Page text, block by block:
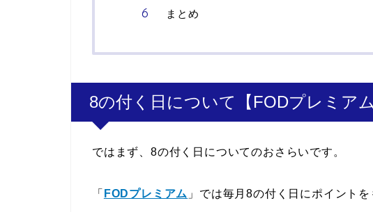
まとめ
8の付く日について【FODプレミアム
ではまず、8の付く日についてのおさらいです。
「 FODプレミアム 」では毎月8の付く日にポイントを